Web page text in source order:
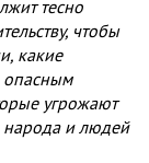
тесно
чтобы
какие
опасным
угрожают
народа и людей